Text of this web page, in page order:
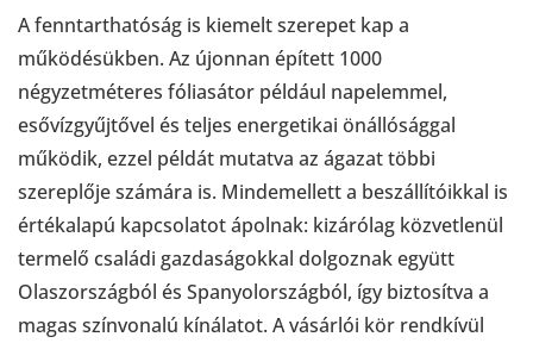
A fenntarthatóság is kiemelt szerepet kap a
működésükben. Az újonnan épített 1000
négyzetméteres fóliasátor például napelemmel,
esővízgyűjtővel és teljes energetikai önállósággal
működik, ezzel példát mutatva az ágazat többi
szereplője számára is. Mindemellett a beszállítóikkal is
értékalapú kapcsolatot ápolnak: kizárólag közvetlenül
termelő családi gazdaságokkal dolgoznak együtt
Olaszországból és Spanyolországból, így biztosítva a
magas színvonalú kínálatot. A vásárlói kör rendkívül